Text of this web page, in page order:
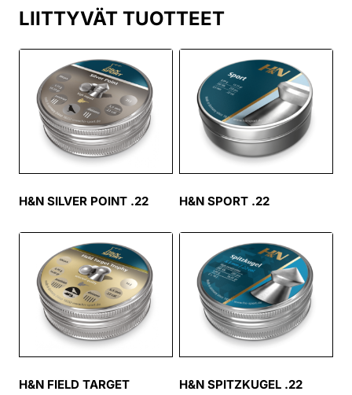
LIITTYVÄT TUOTTEET
H&N SILVER POINT .22 H&N SPORT .22
H&N FIELD TARGET
H&N SPITZKUGEL .22